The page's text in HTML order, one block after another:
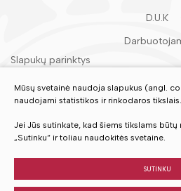
D.U.K
Slapukų parinktys
Įvertinkite mūsų
Mūsų svetainė naudoja slapukus (angl.
naudojami statistikos ir rinkodaros tikslais.
Jei Jūs sutinkate, kad šiems tikslams
„Sutinku“ ir toliau naudokitės svetaine.
SUTINKU